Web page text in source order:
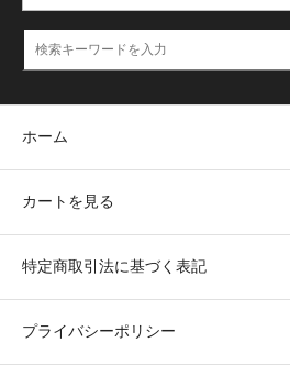
ホーム
カートを見る
特定商取引法に基づく表記
プライバシーポリシー